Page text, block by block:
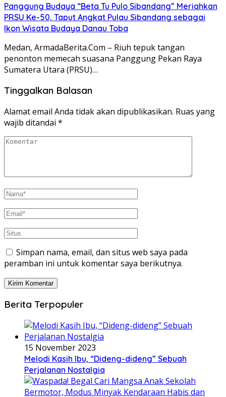
Panggung Budaya “Beta Tu Pulo Sibandang” Meriahkan
PRSU Ke-50, Taput Angkat Pulau Sibandang sebagai
Ikon Wisata Budaya Danau Toba
Medan, ArmadaBerita.Com – Riuh tepuk tangan
penonton memecah suasana Panggung Pekan Raya
Sumatera Utara (PRSU)…
Tinggalkan Balasan
Alamat email Anda tidak akan dipublikasikan. Ruas yang
wajib ditandai *
Simpan nama, email, dan situs web saya pada
peramban ini untuk komentar saya berikutnya.
Berita Terpopuler
15 November 2023
Melodi Kasih Ibu, “Dideng-dideng” Sebuah
Perjalanan Nostalgia